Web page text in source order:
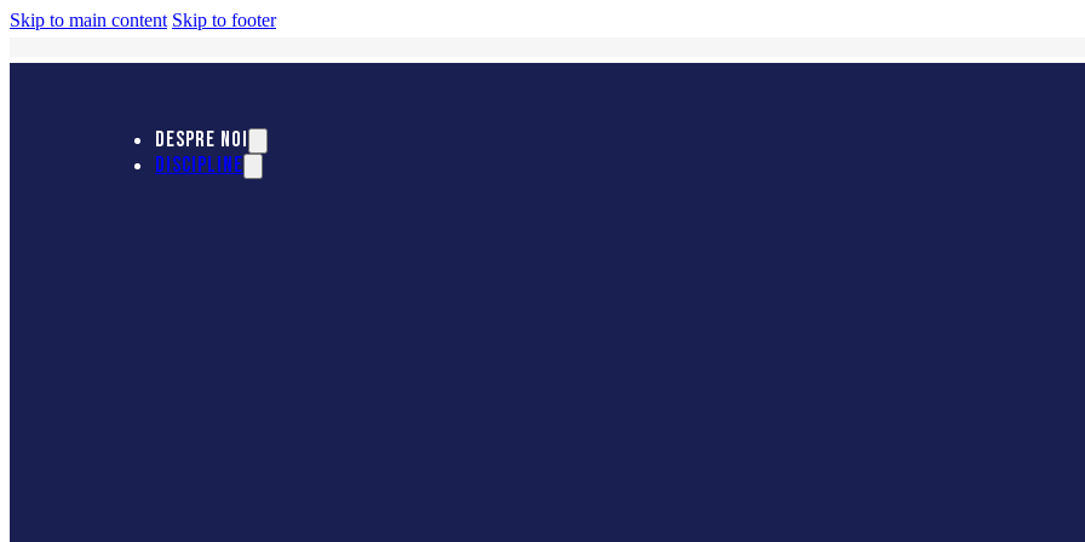
Skip to main content Skip to footer
DESPRE NOI
DISCIPLINE